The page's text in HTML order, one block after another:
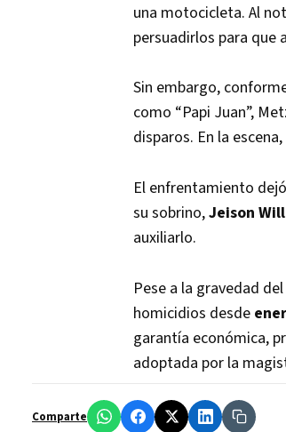
una motocicleta. Al
persuadirlos para que
Sin embargo,
como “Papi Juan”,
disparos. En la
El enfrentamiento
su sobrino,Jeison
auxiliarlo.
Pese a la gravedad
homicidios desde
garantía económica,
adoptada por la
Comparte